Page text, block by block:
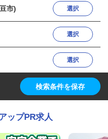
市) 選択
選択
選択
検索条件を保存
ップPR求人